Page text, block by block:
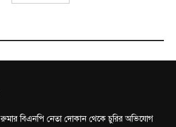
রুমার বিএনপি নেতা দোকান থেকে চুরির অভিযোগ